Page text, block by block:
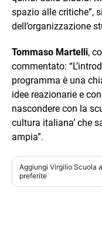
spazio alle critiche”,
dell’organizzazione
Tommaso Martelli,
commentato:
programma è una
idee reazionarie e
nascondere con la
cultura italiana’ che
ampia”.
Aggiungi Virgilio Scuola
preferite